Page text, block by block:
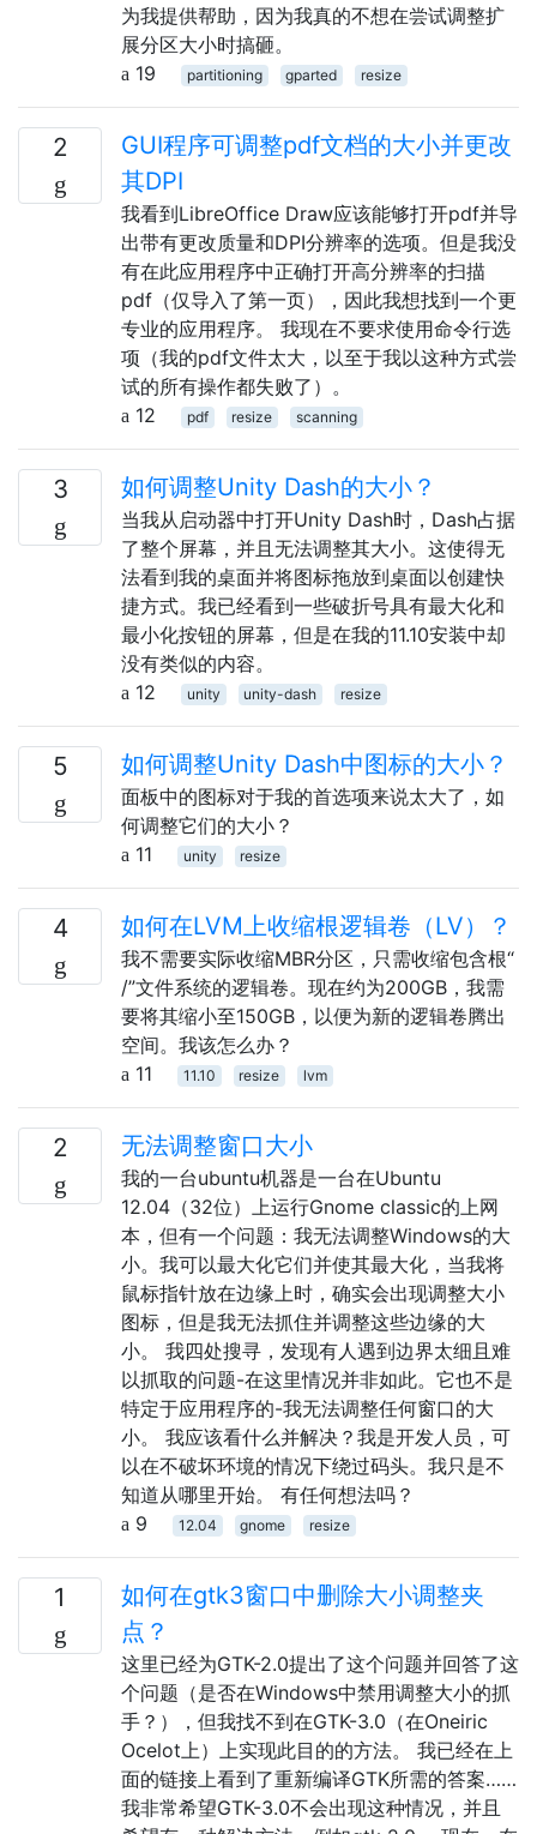
为我提供帮助，因为我真的不想在尝试调整扩
展分区大小时搞砸。
19
partitioning gparted resize
2
GUI程序可调整pdf文档的大小并更改
其DPI
我看到LibreOffice Draw应该能够打开pdf并导
出带有更改质量和DPI分辨率的选项。但是我没
有在此应用程序中正确打开高分辨率的扫描
pdf（仅导入了第一页），因此我想找到一个更
专业的应用程序。 我现在不要求使用命令行选
项（我的pdf文件太大，以至于我以这种方式尝
试的所有操作都失败了）。
12
pdf resize scanning
3 如何调整Unity Dash的大小？
当我从启动器中打开Unity Dash时，Dash占据
了整个屏幕，并且无法调整其大小。这使得无
法看到我的桌面并将图标拖放到桌面以创建快
捷方式。我已经看到一些破折号具有最大化和
最小化按钮的屏幕，但是在我的11.10安装中却
没有类似的内容。
12
unity unity-dash resize
5 如何调整Unity Dash中图标的大小？
面板中的图标对于我的首选项来说太大了，如
何调整它们的大小？
11
unity resize
4 如何在LVM上收缩根逻辑卷（LV）？
我不需要实际收缩MBR分区，只需收缩包含根“
/”文件系统的逻辑卷。现在约为200GB，我需
要将其缩小至150GB，以便为新的逻辑卷腾出
空间。我该怎么办？
11
11.10 resize lvm
2 无法调整窗口大小
我的一台ubuntu机器是一台在Ubuntu
12.04（32位）上运行Gnome classic的上网
本，但有一个问题：我无法调整Windows的大
小。我可以最大化它们并使其最大化，当我将
鼠标指针放在边缘上时，确实会出现调整大小
图标，但是我无法抓住并调整这些边缘的大
小。 我四处搜寻，发现有人遇到边界太细且难
以抓取的问题-在这里情况并非如此。它也不是
特定于应用程序的-我无法调整任何窗口的大
小。 我应该看什么并解决？我是开发人员，可
以在不破坏环境的情况下绕过码头。我只是不
知道从哪里开始。 有任何想法吗？
9
12.04 gnome resize
1
如何在gtk3窗口中删除大小调整夹
点？
这里已经为GTK-2.0提出了这个问题并回答了这
个问题（是否在Windows中禁用调整大小的抓
手？），但我找不到在GTK-3.0（在Oneiric
Ocelot上）上实现此目的的方法。 我已经在上
面的链接上看到了重新编译GTK所需的答案……
我非常希望GTK-3.0不会出现这种情况，并且